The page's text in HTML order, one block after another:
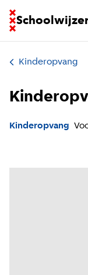
Ga naar
Kinderopvang
Kinderopvang